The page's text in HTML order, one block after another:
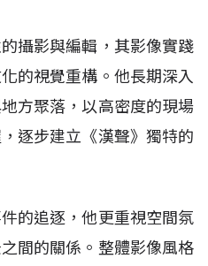
攝影與編輯，其影像實踐
的視覺重構。他長期深入
方聚落，以高密度的現場
逐步建立《漢聲》獨特的
的追逐，他更重視空間氛
間的關係。整體影像風格